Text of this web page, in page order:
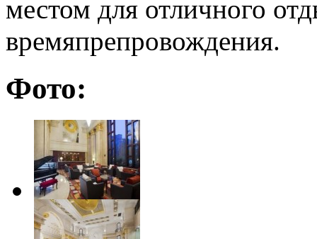
местом для отличного
времяпрепровождения.
Фото: